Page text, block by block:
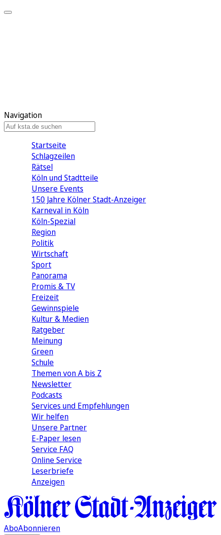
Navigation
Startseite
Schlagzeilen
Rätsel
Köln und Stadtteile
Unsere Events
150 Jahre Kölner Stadt-Anzeiger
Karneval in Köln
Köln-Spezial
Region
Politik
Wirtschaft
Sport
Panorama
Promis & TV
Freizeit
Gewinnspiele
Kultur & Medien
Ratgeber
Meinung
Green
Schule
Themen von A bis Z
Newsletter
Podcasts
Services und Empfehlungen
Wir helfen
Unsere Partner
E-Paper lesen
Service FAQ
Online Service
Leserbriefe
Anzeigen
AboAbonnieren